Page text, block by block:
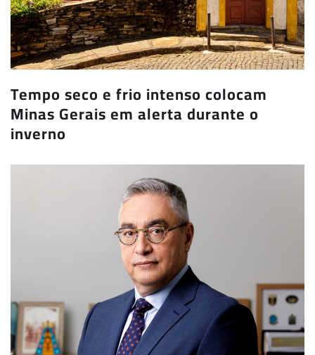
Tempo seco e frio intenso colocam
Minas Gerais em alerta durante o
inverno